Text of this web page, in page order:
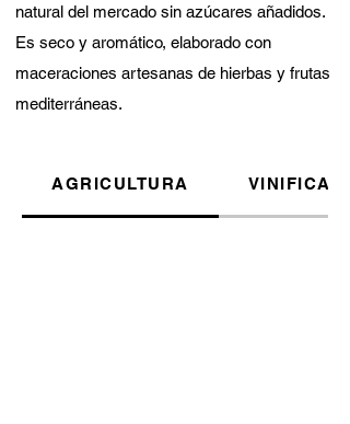
natural del mercado sin azúcares añadidos.
Es seco y aromático, elaborado con
maceraciones artesanas de hierbas y frutas
mediterráneas.
AGRICULTURA